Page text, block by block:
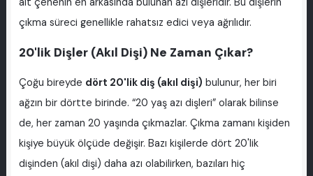
çıkma süreci genellikle rahatsız edici veya ağrılıdır.
20'lik Dişler (Akıl Dişi) Ne Zaman Çıkar?
Çoğu bireyde dört 20'lik diş (akıl dişi) bulunur, her biri
ağzın bir dörtte birinde. “20 yaş azı dişleri” olarak bilinse
de, her zaman 20 yaşında çıkmazlar. Çıkma zamanı kişiden
kişiye büyük ölçüde değişir. Bazı kişilerde dört 20'lik
dişinden (akıl dişi) daha azı olabilirken, bazıları hiç